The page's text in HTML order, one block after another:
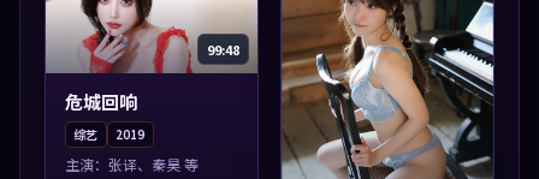
99:48
危城回响
综艺 2019
主演： 张译、秦昊 等